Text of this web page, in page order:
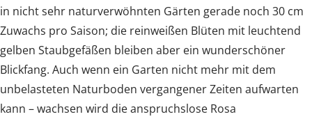
in nicht sehr naturverwöhnten Gärten gerade noch 30 cm
Zuwachs pro Saison; die reinweißen Blüten mit leuchtend
gelben Staubgefäßen bleiben aber ein wunderschöner
Blickfang. Auch wenn ein Garten nicht mehr mit dem
unbelasteten Naturboden vergangener Zeiten aufwarten
kann – wachsen wird die anspruchslose Rosa